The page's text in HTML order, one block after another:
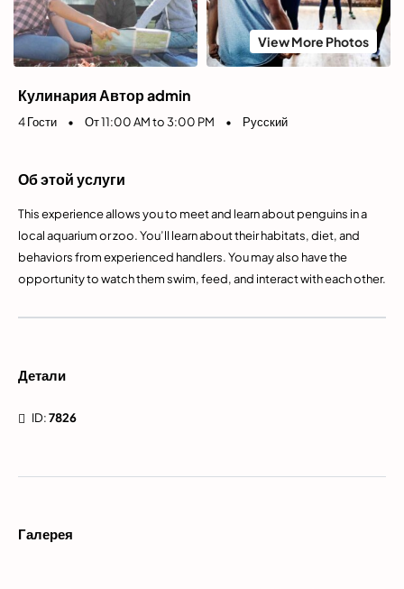
View More Photos
Кулинария Автор admin
4 Гости • От 11:00 AM to 3:00 PM • Русский
Об этой услуги
This experience allows you to meet and learn about penguins in a
local aquarium or zoo. You’ll learn about their habitats, diet, and
behaviors from experienced handlers. You may also have the
opportunity to watch them swim, feed, and interact with each other.
Детали
ID:7826
Галерея